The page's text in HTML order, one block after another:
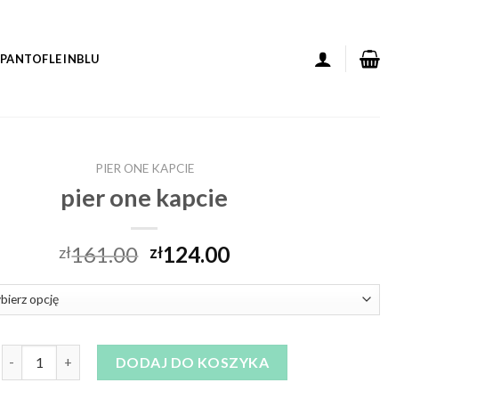
PANTOFLE INBLU
PIER ONE KAPCIE
pier one kapcie
zł161.00 zł124.00
DODAJ DO KOSZYKA